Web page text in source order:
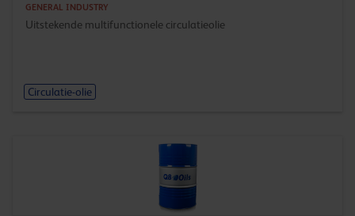
GENERAL INDUSTRY
Uitstekende multifunctionele circulatieolie
Circulatie-olie